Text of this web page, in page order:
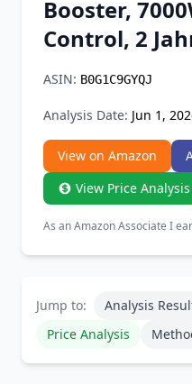
Booster,
Control, 2
ASIN: B0G1C9GYQJ
Analysis Date: Jun 1,
View on Amazon
View Price Analysis
As an Amazon Associate I
Jump to: Analysis
Price Analysis